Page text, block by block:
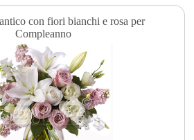
con fiori bianchi e rosa per
Compleanno